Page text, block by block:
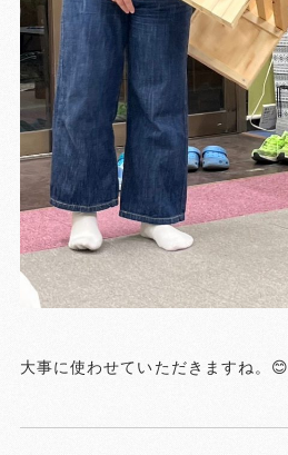
大事に使わせていただきますね。😊